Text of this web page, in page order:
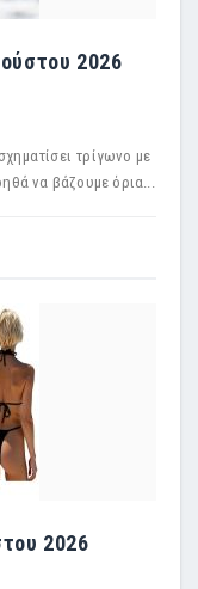
2026
τρίγωνο με
να βάζουμε όρια...
2026